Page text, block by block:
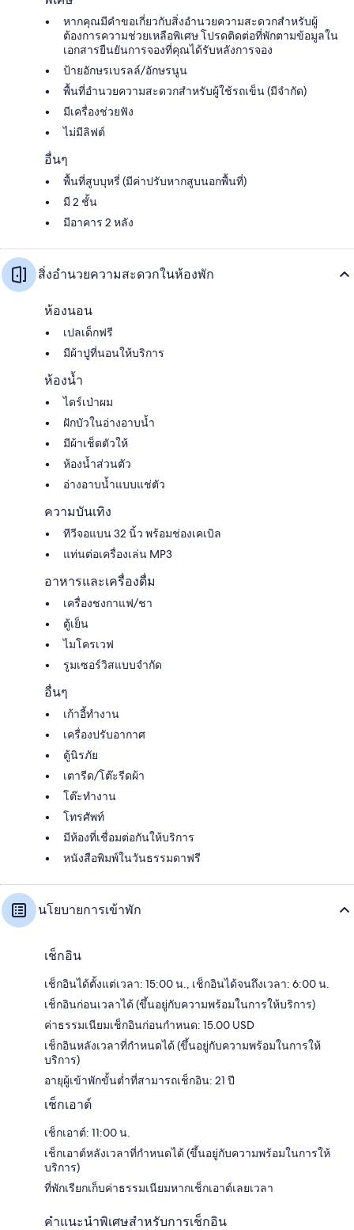
หากคุณมีคำขอเกี่ยวกับสิ่งอำนวยความสะดวกสำหรับผู้
ต้องการความช่วยเหลือพิเศษ โปรดติดต่อที่พักตามข้อมูลใน
เอกสารยืนยันการจองที่คุณได้รับหลังการจอง
ป้ายอักษรเบรลล์/อักษรนูน
พื้นที่อำนวยความสะดวกสำหรับผู้ใช้รถเข็น (มีจำกัด)
มีเครื่องช่วยฟัง
ไม่มีลิฟต์
อื่นๆ
พื้นที่สูบบุหรี่ (มีค่าปรับหากสูบนอกพื้นที่)
มี 2 ชั้น
มีอาคาร 2 หลัง
สิ่งอำนวยความสะดวกในห้องพัก
ห้องนอน
เปลเด็กฟรี
มีผ้าปูที่นอนให้บริการ
ห้องน้ำ
ไดร์เป่าผม
ฝักบัวในอ่างอาบน้ำ
มีผ้าเช็ดตัวให้
ห้องน้ำส่วนตัว
อ่างอาบน้ำแบบแช่ตัว
ความบันเทิง
ทีวีจอแบน 32 นิ้ว พร้อมช่องเคเบิล
แท่นต่อเครื่องเล่น MP3
อาหารและเครื่องดื่ม
เครื่องชงกาแฟ/ชา
ตู้เย็น
ไมโครเวฟ
รูมเซอร์วิสแบบจำกัด
อื่นๆ
เก้าอี้ทำงาน
เครื่องปรับอากาศ
ตู้นิรภัย
เตารีด/โต๊ะรีดผ้า
โต๊ะทำงาน
โทรศัพท์
มีห้องที่เชื่อมต่อกันให้บริการ
หนังสือพิมพ์ในวันธรรมดาฟรี
นโยบายการเข้าพัก
เช็กอิน
เช็กอินได้ตั้งแต่เวลา: 15:00 น., เช็กอินได้จนถึงเวลา: 6:00 น.
เช็กอินก่อนเวลาได้ (ขึ้นอยู่กับความพร้อมในการให้บริการ)
ค่าธรรมเนียมเช็กอินก่อนกำหนด: 15.00 USD
เช็กอินหลังเวลาที่กำหนดได้ (ขึ้นอยู่กับความพร้อมในการให้
บริการ)
อายุผู้เข้าพักขั้นต่ำที่สามารถเช็กอิน: 21 ปี
เช็กเอาต์
เช็กเอาต์: 11:00 น.
เช็กเอาต์หลังเวลาที่กำหนดได้ (ขึ้นอยู่กับความพร้อมในการให้
บริการ)
ที่พักเรียกเก็บค่าธรรมเนียมหากเช็กเอาต์เลยเวลา
คำแนะนำพิเศษสำหรับการเช็กอิน